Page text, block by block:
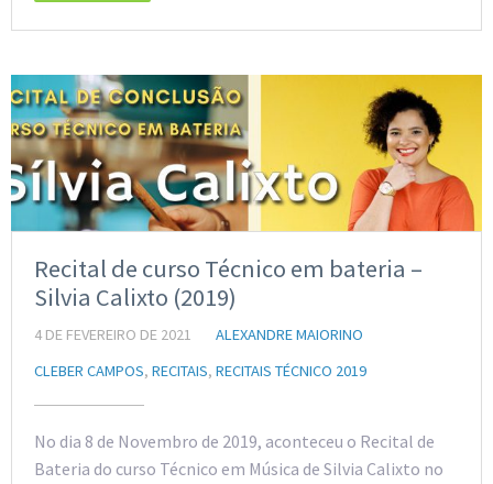
Recital de curso Técnico em bateria –
Silvia Calixto (2019)
4 DE FEVEREIRO DE 2021
ALEXANDRE MAIORINO
CLEBER CAMPOS, RECITAIS, RECITAIS TÉCNICO 2019
No dia 8 de Novembro de 2019, aconteceu o Recital de
Bateria do curso Técnico em Música de Silvia Calixto no